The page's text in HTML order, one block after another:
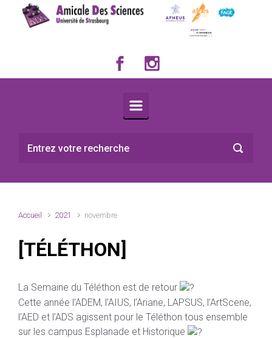
Skip to main content
Accueil 2021 novembre
[TÉLÉTHON]
La Semaine du Téléthon est de retour
Cette année l’ADEM, l’AIUS, l’Ariane, LAPSUS, l’ArtScene,
l’AED et l’ADS agissent pour le Téléthon tous ensemble
sur les campus Esplanade et Historique